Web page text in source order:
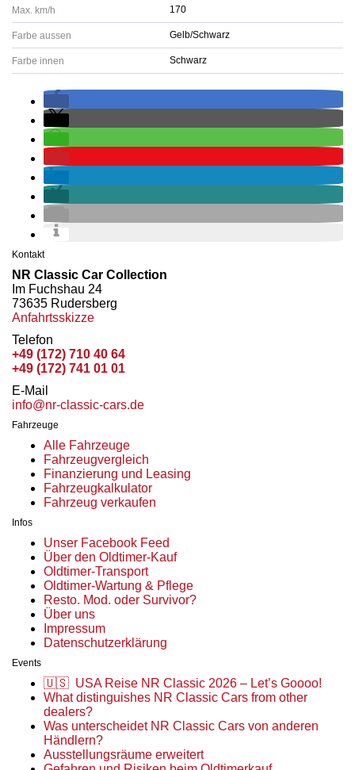
Max. km/h 170
Farbe aussen Gelb/Schwarz
Farbe innen Schwarz
Kontakt
NR Classic Car Collection
Im Fuchshau 24
73635 Rudersberg
Anfahrtsskizze
Telefon
+49 (172) 710 40 64
+49 (172) 741 01 01
E-Mail
info@nr-classic-cars.de
Fahrzeuge
Alle Fahrzeuge
Fahrzeugvergleich
Finanzierung und Leasing
Fahrzeugkalkulator
Fahrzeug verkaufen
Infos
Unser Facebook Feed
Über den Oldtimer-Kauf
Oldtimer-Transport
Oldtimer-Wartung & Pflege
Resto. Mod. oder Survivor?
Über uns
Impressum
Datenschutzerklärung
Events
🇺🇸 USA Reise NR Classic 2026 – Let’s Goooo!
What distinguishes NR Classic Cars from other
dealers?
Was unterscheidet NR Classic Cars von anderen
Händlern?
Ausstellungsräume erweitert